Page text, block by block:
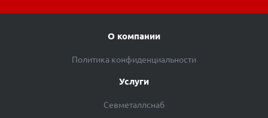
О компании
Политика конфиденциальности
Услуги
Севметаллснаб